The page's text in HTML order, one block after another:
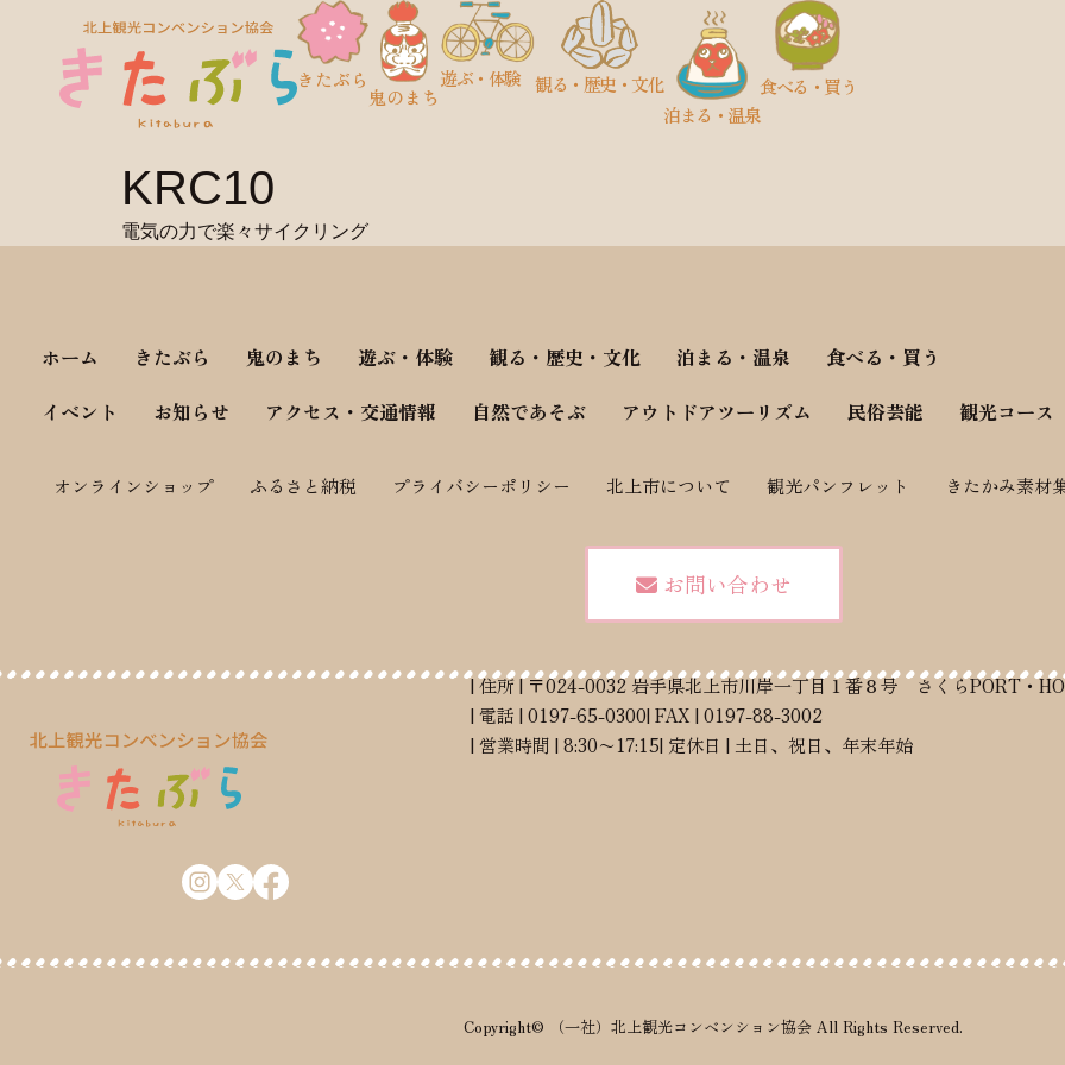
きたぶら
鬼のまち
遊ぶ・体験 観る ・歴史・文化
泊まる・温泉
食べる・買う
KRC10
電気の力で楽々サイクリング
ホーム きたぶら 鬼のまち 遊ぶ・体験 観る・歴史・文化 泊まる・温泉
食べる・買う
イベント
お知らせ アクセス・交通情報 自然であそぶ アウトドアツーリズム 民俗芸能 観光コース
オンラインショップ ふるさと納税 プライバシーポリシー 北上市について 観光パンフレット きたかみ素材
お問い合わせ
| 住所 | 〒024-0032 岩手県北上市川岸一丁目１番８号 さくらPORT・
| 電話 | 0197-65-0300| FAX | 0197-88-3002
| 営業時間 | 8:30〜17:15| 定休日 | 土日、祝日、年末年始
Copyright© （一社）北上観光コンベンション協会 All Rights Reserved.